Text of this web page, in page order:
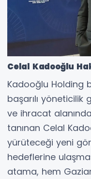
Celal Kadooğlu
Kadooğlu Holding
başarılı yöneticilik
ve ihracat
tanınan Celal
yürüteceği yeni
hedeflerine
atama, hem